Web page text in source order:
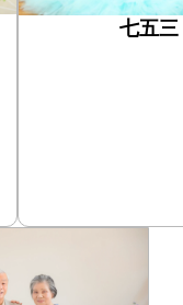
七五三